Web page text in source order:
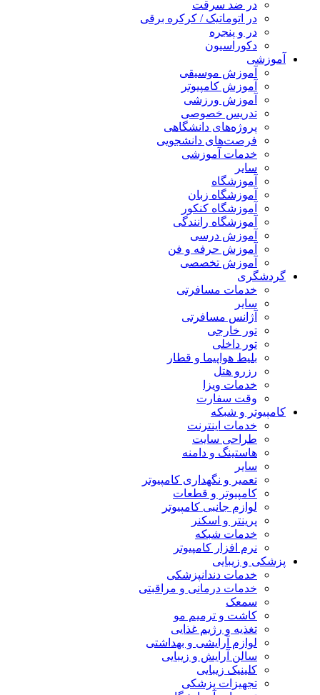
در ضد سرقت
در اتوماتیک / کرکره برقی
در و پنجره
دکوراسیون
آموزشی
آموزش موسیقی
آموزش کامپیوتر
آموزش ورزشی
تدریس خصوصی
پروژه‌های دانشگاهی
فرصت‌های دانشجویی
خدمات آموزشی
سایر
آموزشگاه
آموزشگاه زبان
آموزشگاه کنکور
آموزشگاه رانندگی
آموزش درسی
آموزش حرفه و فن
آموزش تخصصی
گردشگری
خدمات مسافرتی
سایر
آژانس مسافرتی
تور خارجی
تور داخلی
بلیط هواپیما و قطار
رزرو هتل
خدمات ویزا
وقت سفارت
کامپیوتر و شبکه
خدمات اینترنت
طراحی سایت
هاستینگ و دامنه
سایر
تعمیر و نگهداری کامپیوتر
کامپیوتر و قطعات
لوازم جانبی کامپیوتر
پرینتر و اسکنر
خدمات شبکه
نرم افزار کامپیوتر
پزشکی و زیبایی
خدمات دندانپزشکی
خدمات درمانی و مراقبتی
سمعک
کاشت و ترمیم مو
تغذیه و رژیم غذایی
لوازم آرایشی و بهداشتی
سالن آرایش و زیبایی
کلینیک زیبایی
تجهیزات پزشکی